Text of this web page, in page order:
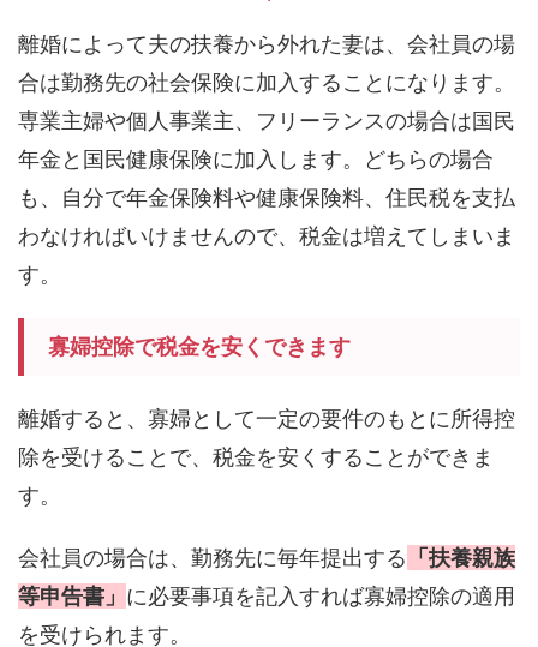
離婚によって夫の扶養から外れた妻は、会社員の場
合は勤務先の社会保険に加入することになります。
専業主婦や個人事業主、フリーランスの場合は国民
年金と国民健康保険に加入します。どちらの場合
も、自分で年金保険料や健康保険料、住民税を支払
わなければいけませんので、税金は増えてしまいま
す。
寡婦控除で税金を安くできます
離婚すると、寡婦として一定の要件のもとに所得控
除を受けることで、税金を安くすることができま
す。
会社員の場合は、勤務先に毎年提出する 「扶養親族
等申告書」 に必要事項を記入すれば寡婦控除の適用
を受けられます。